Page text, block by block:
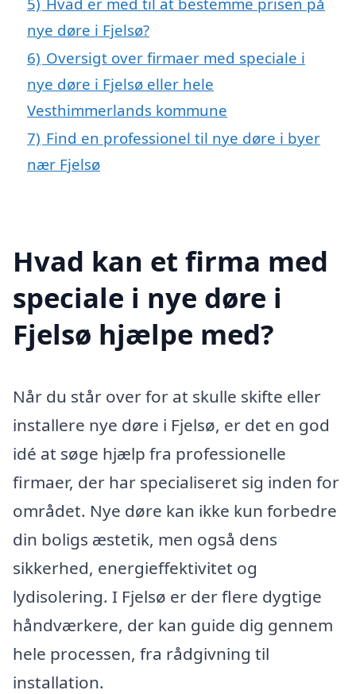
nye døre i Fjelsø?
6) Oversigt over firmaer med speciale i
nye døre i Fjelsø eller hele
Vesthimmerlands kommune
7) Find en professionel til nye døre i byer
nær Fjelsø
Hvad kan et firma med
speciale i nye døre i
Fjelsø hjælpe med?
Når du står over for at skulle skifte eller
installere nye døre i Fjelsø, er det en god
idé at søge hjælp fra professionelle
firmaer, der har specialiseret sig inden for
området. Nye døre kan ikke kun forbedre
din boligs æstetik, men også dens
sikkerhed, energieffektivitet og
lydisolering. I Fjelsø er der flere dygtige
håndværkere, der kan guide dig gennem
hele processen, fra rådgivning til
installation.